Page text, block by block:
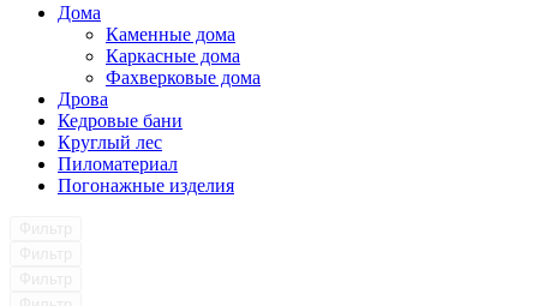
Дома
Каменные дома
Каркасные дома
Фахверковые дома
Дрова
Кедровые бани
Круглый лес
Пиломатериал
Погонажные изделия